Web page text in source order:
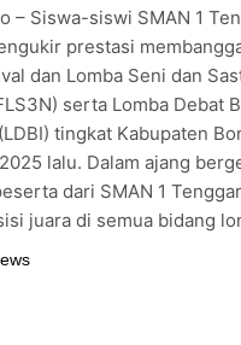
– Siswa-siswi SMAN 1
prestasi
dan Lomba Seni dan
serta Lomba Debat
tingkat Kabupaten
lalu. Dalam ajang
dari SMAN 1
juara di semua bidang